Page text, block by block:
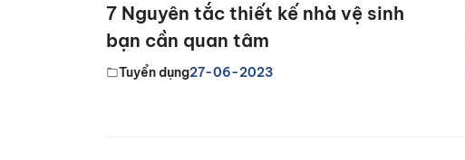
7 Nguyên tắc thiết kế nhà vệ sinh
bạn cần quan tâm
Tuyển dụng27-06-2023